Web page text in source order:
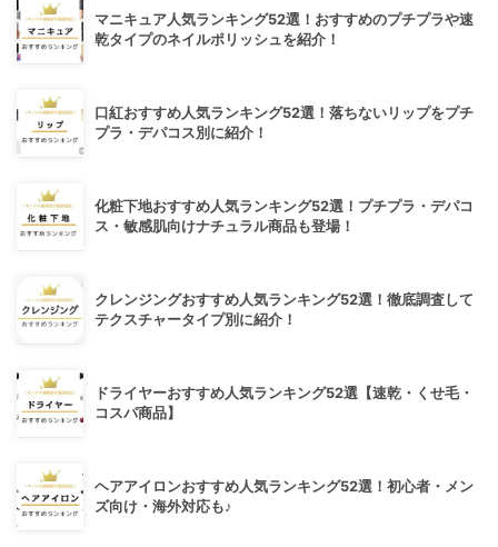
マニキュア人気ランキング52選！おすすめのプチプラや速
乾タイプのネイルポリッシュを紹介！
口紅おすすめ人気ランキング52選！落ちないリップをプチ
プラ・デパコス別に紹介！
化粧下地おすすめ人気ランキング52選！プチプラ・デパコ
ス・敏感肌向けナチュラル商品も登場！
クレンジングおすすめ人気ランキング52選！徹底調査して
テクスチャータイプ別に紹介！
ドライヤーおすすめ人気ランキング52選【速乾・くせ毛・
コスパ商品】
ヘアアイロンおすすめ人気ランキング52選！初心者・メン
ズ向け・海外対応も♪